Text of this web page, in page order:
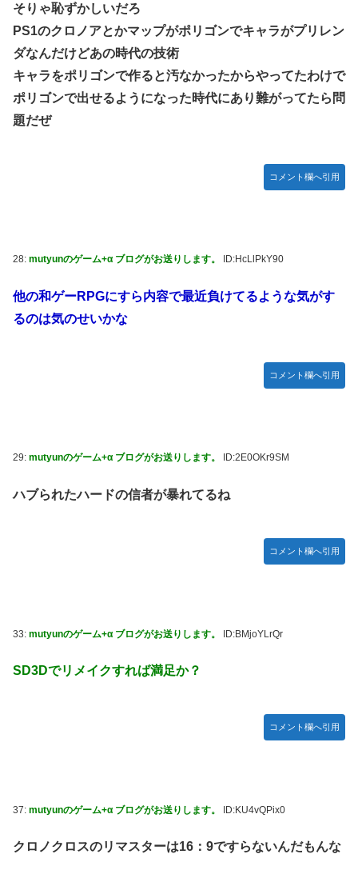
そりゃ恥ずかしいだろ
PS1のクロノアとかマップがポリゴンでキャラがプリレン
ダなんだけどあの時代の技術
キャラをポリゴンで作ると汚なかったからやってたわけで
ポリゴンで出せるようになった時代にあり難がってたら問
題だぜ
コメント欄へ引用
28: mutyunのゲーム+α ブログがお送りします。 ID:HcLlPkY90
他の和ゲーRPGにすら内容で最近負けてるような気がす
るのは気のせいかな
コメント欄へ引用
29: mutyunのゲーム+α ブログがお送りします。 ID:2E0OKr9SM
ハブられたハードの信者が暴れてるね
コメント欄へ引用
33: mutyunのゲーム+α ブログがお送りします。 ID:BMjoYLrQr
SD3Dでリメイクすれば満足か？
コメント欄へ引用
37: mutyunのゲーム+α ブログがお送りします。 ID:KU4vQPix0
クロノクロスのリマスターは16：9ですらないんだもんな